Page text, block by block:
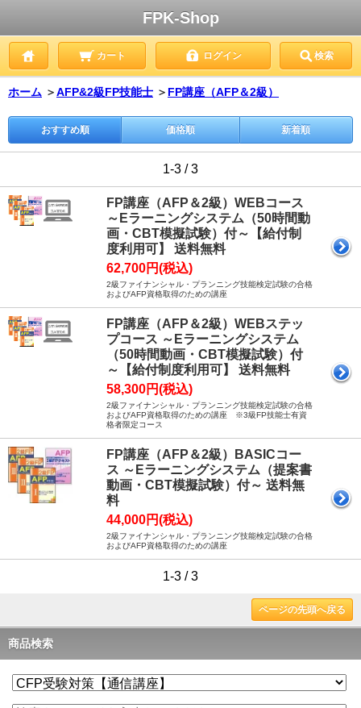
FPK-Shop
カート ログイン 検索
ホーム ＞AFP&2級FP技能士 ＞ FP講座（AFP＆2級）
おすすめ順 価格順 新着順
1-3 / 3
FP講座（AFP＆2級）WEBコース
～Eラーニングシステム（50時間動
画・CBT模擬試験）付～【給付制
度利用可】 送料無料
62,700円(税込)
2級ファイナンシャル・プランニング技能検定試験の合格
およびAFP資格取得のための講座
FP講座（AFP＆2級）WEBステッ
プコース ～Eラーニングシステム
（50時間動画・CBT模擬試験）付
～【給付制度利用可】 送料無料
58,300円(税込)
2級ファイナンシャル・プランニング技能検定試験の合格
およびAFP資格取得のための講座 ※3級FP技能士有資
格者限定コース
FP講座（AFP＆2級）BASICコー
ス ～Eラーニングシステム（提案書
動画・CBT模擬試験）付～ 送料無
料
44,000円(税込)
2級ファイナンシャル・プランニング技能検定試験の合格
およびAFP資格取得のための講座
1-3 / 3
ページの先頭へ戻る
商品検索